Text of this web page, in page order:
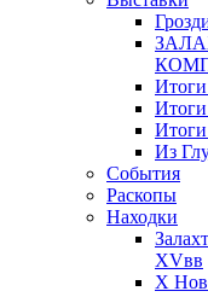
Итоги
Итоги
Итоги
Из
События
Раскопы
Находки
XVвв
X